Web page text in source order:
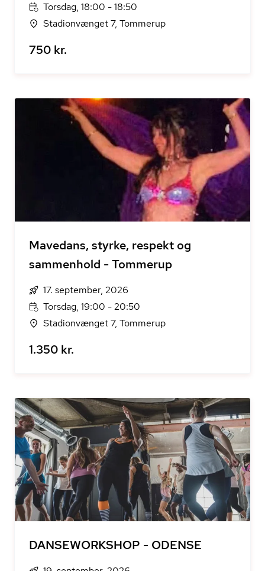
Torsdag, 18:00 - 18:50
Stadionvænget 7, Tommerup
750 kr.
Mavedans, styrke, respekt og
sammenhold - Tommerup
17. september, 2026
Torsdag, 19:00 - 20:50
Stadionvænget 7, Tommerup
1.350 kr.
DANSEWORKSHOP - ODENSE